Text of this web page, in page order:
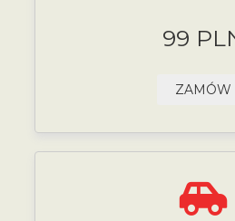
99
ZAMÓW